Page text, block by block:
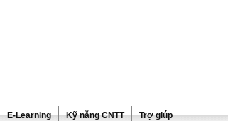
E-Learning Kỹ năng CNTT Trợ giúp